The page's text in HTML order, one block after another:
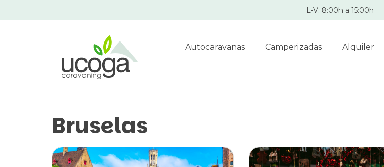
L-V: 8:00h a 15:00h
Autocaravanas Camperizadas Alquiler
Bruselas